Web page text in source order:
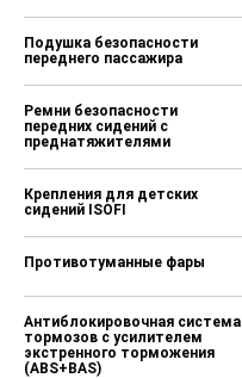
Подушка безопасности
переднего пассажира
Ремни безопасности
передних сидений с
преднатяжителями
Крепления для детских
сидений ISOFI
Противотуманные фары
Антиблокировочная система
тормозов с усилителем
экстренного торможения
(ABS+BAS)